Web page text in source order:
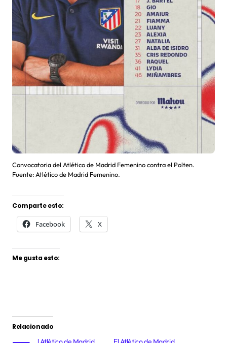
Convocatoria del Atlético de Madrid Femenino contra el Polten.
Fuente: Atlético de Madrid Femenino.
Comparte esto:
Facebook X
Me gusta esto:
Relacionado